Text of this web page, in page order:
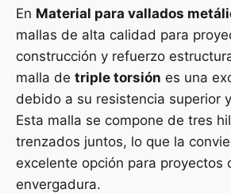
En Material para vallados
mallas de alta calidad para
construcción y refuerzo
malla de triple torsión es una
debido a su resistencia superior
Esta malla se compone de tres
trenzados juntos, lo que la
excelente opción para proyectos
envergadura.